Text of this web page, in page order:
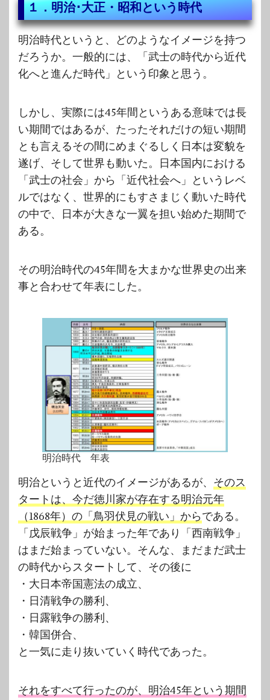
１．明治･大正・昭和という時代
明治時代というと、どのようなイメージを持つ
だろうか。一般的には、「武士の時代から近代
化へと進んだ時代」という印象と思う。
しかし、実際には45年間というある意味では長
い期間ではあるが、たったそれだけの短い期間
とも言えるその間にめまぐるしく日本は変貌を
遂げ、そして世界も動いた。日本国内における
「武士の社会」から「近代社会へ」というレベ
ルではなく、世界的にもすさまじく動いた時代
の中で、日本が大きな一翼を担い始めた期間で
ある。
その明治時代の45年間を大まかな世界史の出来
事と合わせて年表にした。
明治時代 年表
明治というと近代のイメージがあるが、 そのス
タートは、今だ徳川家が存在する明治元年
（1868年）の「鳥羽伏見の戦い」からである。
「戊辰戦争」が始まった年であり「西南戦争」
はまだ始まっていない。そんな、まだまだ武士
の時代からスタートして、その後に
・大日本帝国憲法の成立、
・日清戦争の勝利、
・日露戦争の勝利、
・韓国併合、
と一気に走り抜いていく時代であった。
それをすべて行ったのが、明治45年という期間